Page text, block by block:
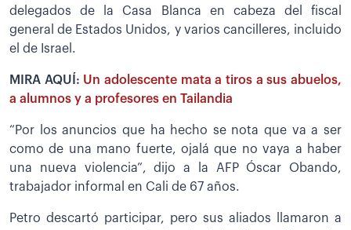
delegados de la Casa Blanca en cabeza del fiscal
general de Estados Unidos, y varios cancilleres, incluido
el de Israel.
MIRA AQUÍ: Un adolescente mata a tiros a sus abuelos,
a alumnos y a profesores en Tailandia
“Por los anuncios que ha hecho se nota que va a ser
como de una mano fuerte, ojalá que no vaya a haber
una nueva violencia”, dijo a la AFP Óscar Obando,
trabajador informal en Cali de 67 años.
Petro descartó participar, pero sus aliados llamaron a